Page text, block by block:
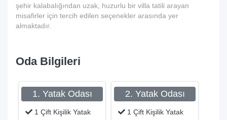
şehir kalabalığından uzak, huzurlu bir villa tatili arayan
misafirler için tercih edilen seçenekler arasında yer
almaktadır.
Oda Bilgileri
1. Yatak Odası
1 Çift Kişilik Yatak
2. Yatak Odası
1 Çift Kişilik Yatak